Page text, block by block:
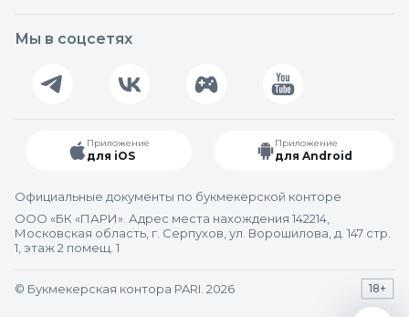
Мы в соцсетях
Приложение
для iOS
Приложение
для Android
Официальные документы по букмекерской конторе
ООО «БК «ПАРИ». Адрес места нахождения 142214,
Московская область, г. Серпухов, ул. Ворошилова, д. 147 стр.
1, этаж 2 помещ. 1
© Букмекерская контора PARI. 2026 18+